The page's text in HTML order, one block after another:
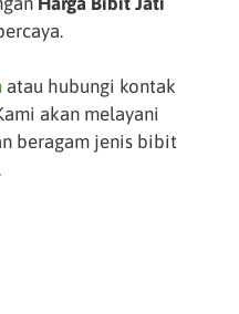
atau hubungi kontak
akan melayani
beragam jenis bibit